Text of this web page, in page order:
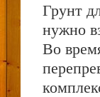
Грунт
нужно
Во